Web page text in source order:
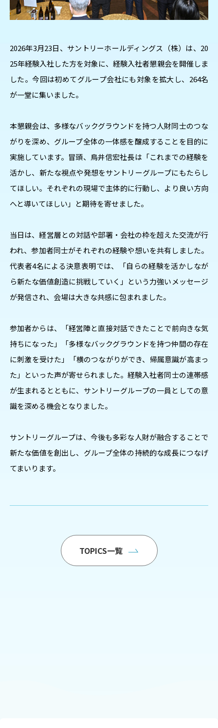
2026年3月23日、サントリーホールディングス（株）は、20
25年経験入社した方を対象に、経験入社者懇親会を開催しま
した。今回は初めてグループ会社にも対象を拡大し、264名
が一堂に集いました。
本懇親会は、多様なバックグラウンドを持つ人財同士のつな
がりを深め、グループ全体の一体感を醸成することを目的に
実施しています。冒頭、鳥井信宏社長は「これまでの経験を
活かし、新たな視点や発想をサントリーグループにもたらし
てほしい。それぞれの現場で主体的に行動し、より良い方向
へと導いてほしい」と期待を寄せました。
当日は、経営層との対話や部署・会社の枠を超えた交流が行
われ、参加者同士がそれぞれの経験や想いを共有しました。
代表者4名による決意表明では、「自らの経験を活かしなが
ら新たな価値創造に挑戦していく」という力強いメッセージ
が発信され、会場は大きな共感に包まれました。
参加者からは、「経営陣と直接対話できたことで前向きな気
持ちになった」「多様なバックグラウンドを持つ仲間の存在
に刺激を受けた」「横のつながりができ、帰属意識が高まっ
た」といった声が寄せられました。経験入社者同士の連帯感
が生まれるとともに、サントリーグループの一員としての意
識を深める機会となりました。
サントリーグループは、今後も多彩な人財が融合することで
新たな価値を創出し、グループ全体の持続的な成長につなげ
てまいります。
TOPICS一覧